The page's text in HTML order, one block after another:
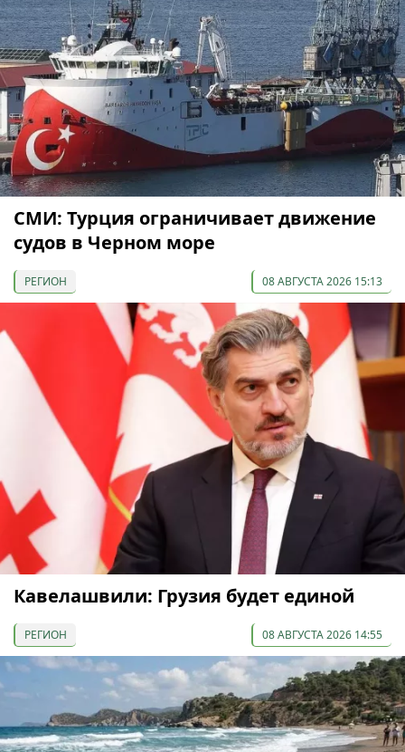
СМИ: Турция ограничивает движение
судов в Черном море
РЕГИОН 08 АВГУСТА 2026 15:13
Кавелашвили: Грузия будет единой
РЕГИОН 08 АВГУСТА 2026 14:55